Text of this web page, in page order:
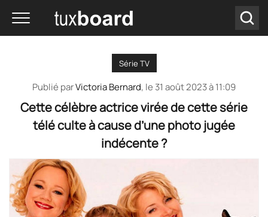
Série TV
Publié parVictoria Bernard, le 31 août 2023 à 11:09
Cette célèbre actrice virée de cette série
télé culte à cause d’une photo jugée
indécente ?